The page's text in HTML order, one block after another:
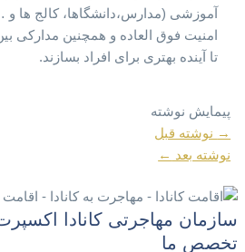
آموزشی (مدارس،دانشگاها، کالج ها
امنیت فوق العاده و همچنین مدارکی
تا آینده بهتری برای افراد بسازند.
پیمایش نوشته
→ نوشته قبل
نوشته بعد ←
سازمان مهاجرتی کانادا
تخصص ما